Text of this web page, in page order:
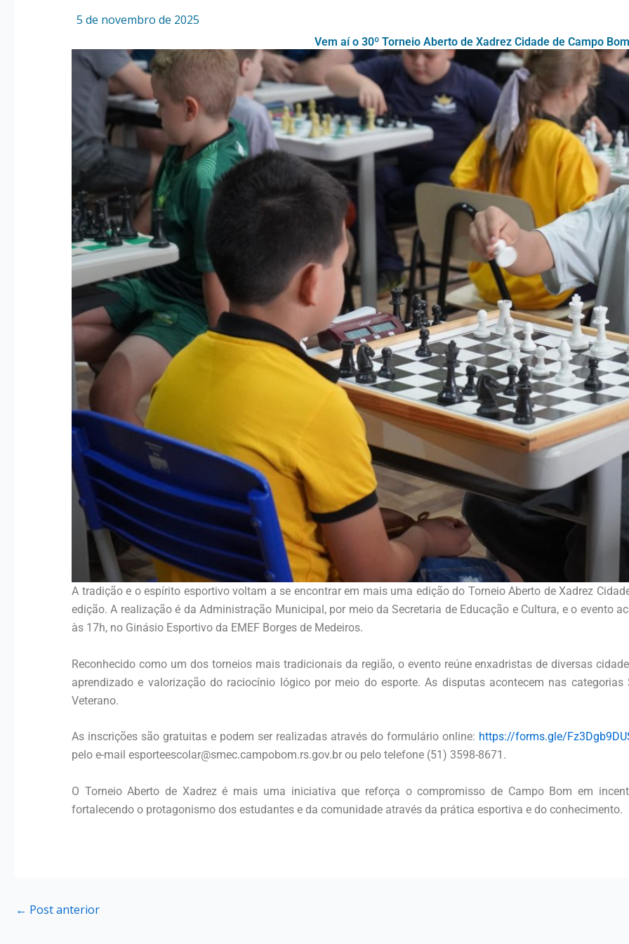
5 de novembro de 2025
Vem aí o 30º Torneio Aberto de Xadrez Cidade de Campo Bom
A tradição e o espírito esportivo voltam a se encontrar em mais uma edição do Torneio Aberto de Xadrez
edição. A realização é da Administração Municipal, por meio da Secretaria de Educação e Cultura, e o evento
às 17h, no Ginásio Esportivo da EMEF Borges de Medeiros.
Reconhecido como um dos torneios mais tradicionais da região, o evento reúne enxadristas de diversas
aprendizado e valorização do raciocínio lógico por meio do esporte. As disputas acontecem nas categorias
Veterano.
As inscrições são gratuitas e podem ser realizadas através do formulário online: https://forms.gle/
pelo e-mail esporteescolar@smec.campobom.rs.gov.br ou pelo telefone (51) 3598-8671.
O Torneio Aberto de Xadrez é mais uma iniciativa que reforça o compromisso de Campo Bom em
fortalecendo o protagonismo dos estudantes e da comunidade através da prática esportiva e do conhecimento.
← Post anterior